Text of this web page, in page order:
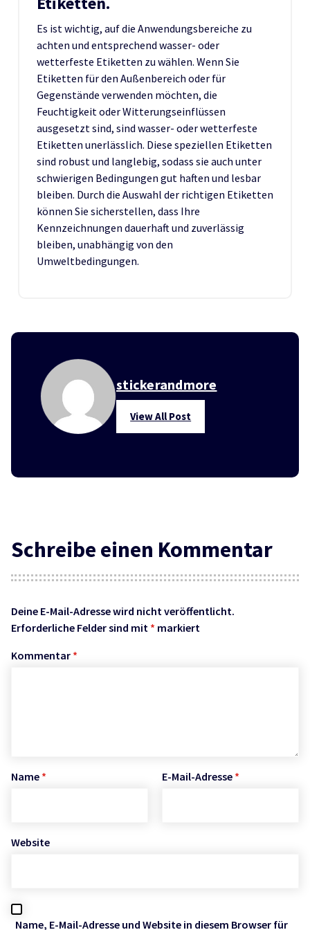
Es ist wichtig, auf die Anwendungsbereiche zu
achten und entsprechend wasser- oder
wetterfeste Etiketten zu wählen. Wenn Sie
Etiketten für den Außenbereich oder für
Gegenstände verwenden möchten, die
Feuchtigkeit oder Witterungseinflüssen
ausgesetzt sind, sind wasser- oder wetterfeste
Etiketten unerlässlich. Diese speziellen Etiketten
sind robust und langlebig, sodass sie auch unter
schwierigen Bedingungen gut haften und lesbar
bleiben. Durch die Auswahl der richtigen Etiketten
können Sie sicherstellen, dass Ihre
Kennzeichnungen dauerhaft und zuverlässig
bleiben, unabhängig von den
Umweltbedingungen.
stickerandmore
View All Post
Schreibe einen Kommentar
Deine E-Mail-Adresse wird nicht veröffentlicht.
Erforderliche Felder sind mit * markiert
Kommentar *
Name * E-Mail-Adresse *
Website
Name, E-Mail-Adresse und Website in diesem Browser für